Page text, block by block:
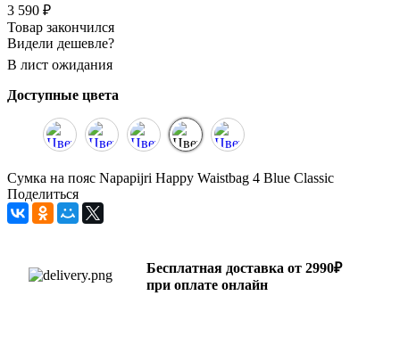
3 590 ₽
Товар закончился
Видели дешевле?
В лист ожидания
Доступные цвета
Сумка на пояс Napapijri Happy Waistbag 4 Blue Classic
Поделиться
Бесплатная доставка от 2990₽
при оплате онлайн